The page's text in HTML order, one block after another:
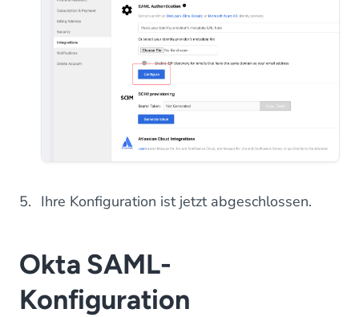
Ihre Konfiguration ist jetzt abgeschlossen.
Okta SAML-
Konfiguration